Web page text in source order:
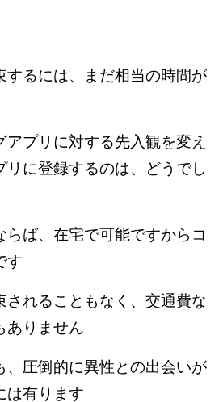
するには、まだ相当の時間が
アプリに対する先入観を変え
リに登録するのは、どうでし
らば、在宅で可能ですからコ
す
されることもなく、交通費な
ありません
、圧倒的に異性との出会いが
は有ります